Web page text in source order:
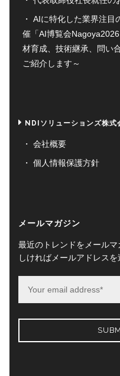
AIに特化した業界注目
催「AI博覧会
材育成、技術継承、問い
ご紹介します～
NDIソリューションズ株式
会社概要
個人情報保護方針
メールマガジン
最近のトレンドをメール
しければメールアドレスを